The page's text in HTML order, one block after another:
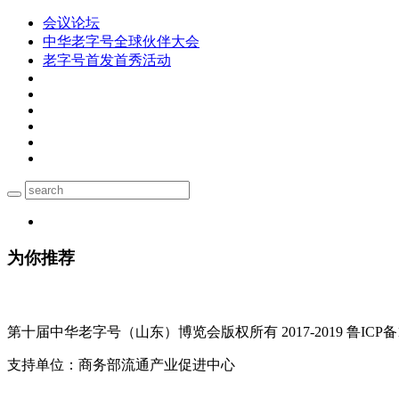
会议论坛
中华老字号全球伙伴大会
老字号首发首秀活动
为你推荐
第十届中华老字号（山东）博览会版权所有 2017-2019 鲁ICP备
支持单位：商务部流通产业促进中心